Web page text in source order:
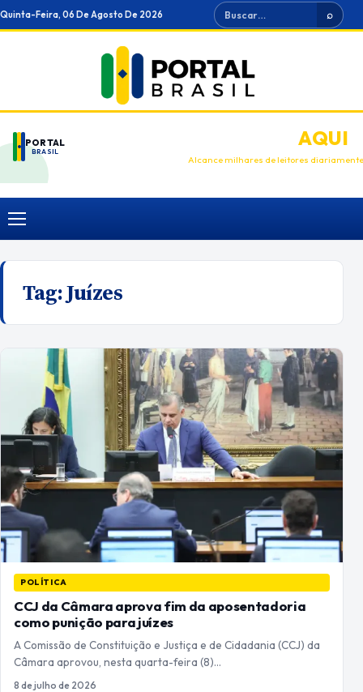
Ir
para
Quinta-Feira, 06 De Agosto De 2026 Buscar ⌕
PORTAL
BRASIL
ANUNCIEAQUI
Alcance milhares de leitores diariamente
Menu
Tag:Juízes
POLÍTICA
CCJ da Câmara aprova fim da aposentadoria
como punição para juízes
A Comissão de Constituição e Justiça e de Cidadania (CCJ) da
Câmara aprovou, nesta quarta-feira (8)…
8 de julho de 2026